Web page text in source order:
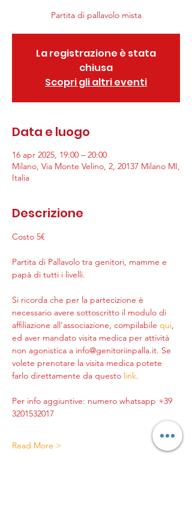
Partita di pallavolo mista
La registrazione è stata
chiusa
Scopri gli altri eventi
Data e luogo
16 apr 2025, 19:00 – 20:00
Milano, Via Monte Velino, 2, 20137 Milano MI,
Italia
Descrizione
Costo 5€
Partita di Pallavolo tra genitori, mamme e
papà di tutti i livelli.
Si ricorda che per la partecizione è
necessario avere sottoscritto il modulo di
affiliazione all'associazione, compilabile qui,
ed aver mandato visita medica per attività
non agonistica a info@genitoriinpalla.it. Se
volete prenotare la visita medica potete
farlo direttamente da questo link.
Per info aggiuntive: numero whatsapp +39
3201532017
Read More >